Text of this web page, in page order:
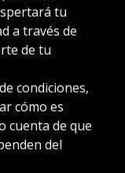
tu
a través de
de tu
condiciones,
cómo es
cuenta de que
del